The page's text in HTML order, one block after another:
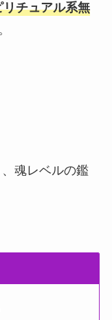
チュアル系無
魂レベルの鑑